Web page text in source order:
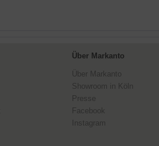
Über Markanto
Über Markanto
Showroom in Köln
Presse
Facebook
Instagram